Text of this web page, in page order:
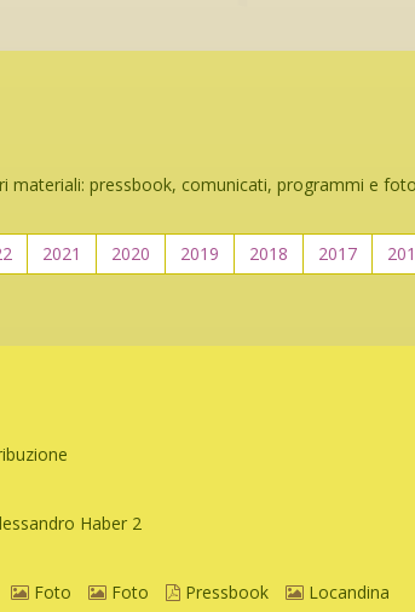
materiali: pressbook, comunicati, programmi e
2021 2020 2019 2018 2017
Haber 2
Foto Foto Pressbook Locandina